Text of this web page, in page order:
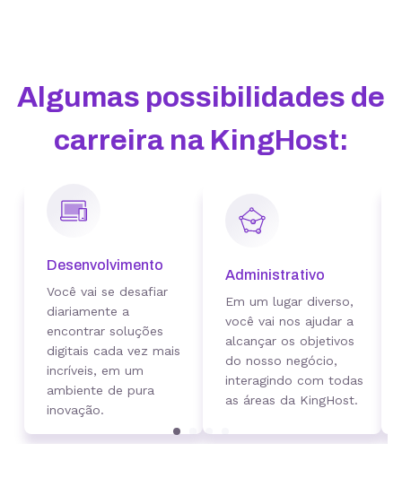
Algumas possibilidades de
carreira na KingHost:
Desenvolvimento
Você vai se desafiar
diariamente a
encontrar soluções
digitais cada vez mais
incríveis, em um
ambiente de pura
inovação.
Administrativo
Em um lugar diverso,
você vai nos ajudar a
alcançar os objetivos
do nosso negócio,
interagindo com todas
as áreas da KingHost.